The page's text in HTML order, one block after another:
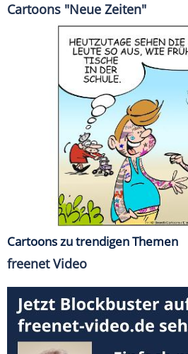
Cartoons "Neue Zeiten"
Cartoons zu trendigen Themen
freenet Video